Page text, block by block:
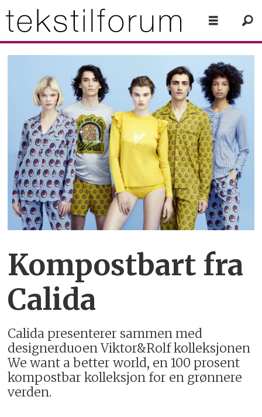
Kompostbart fra
Calida
Calida presenterer sammen med
designerduoen Viktor&Rolf kolleksjonen
We want a better world, en 100 prosent
kompostbar kolleksjon for en grønnere
verden.